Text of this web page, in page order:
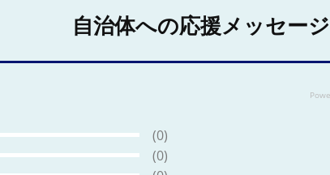
自治体への応援メッセージ
(0)
(0)